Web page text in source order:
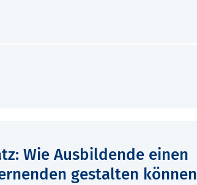
Wie Ausbildende einen
gestalten können